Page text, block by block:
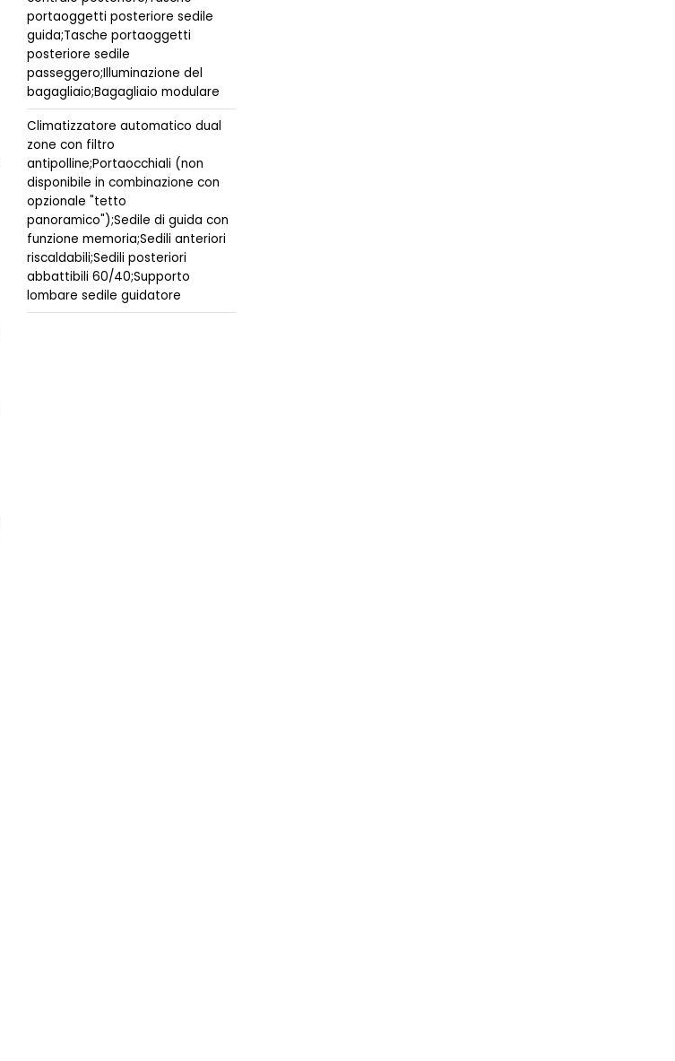
portaoggetti posteriore sedile
guida;Tasche portaoggetti
posteriore sedile
passeggero;Illuminazione del
bagagliaio;Bagagliaio modulare
Climatizzatore automatico dual
zone con filtro
antipolline;Portaocchiali (non
disponibile in combinazione con
opzionale "tetto
panoramico");Sedile di guida con
funzione memoria;Sedili anteriori
riscaldabili;Sedili posteriori
abbattibili 60/40;Supporto
lombare sedile guidatore